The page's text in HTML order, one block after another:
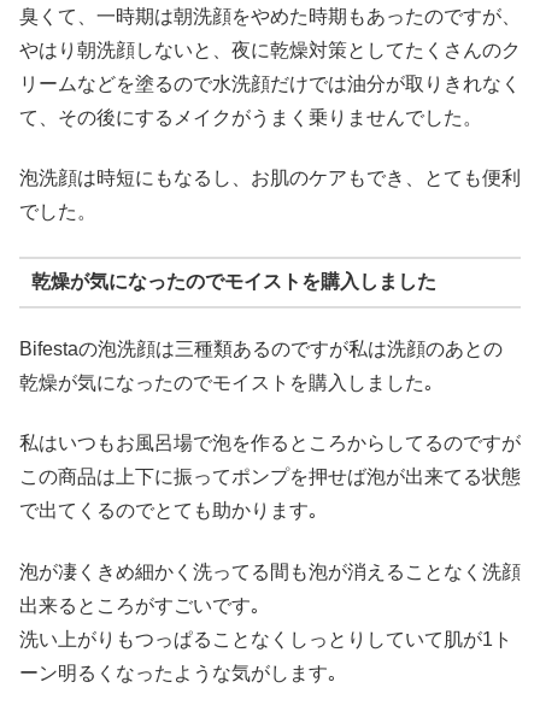
臭くて、一時期は朝洗顔をやめた時期もあったのですが、
やはり朝洗顔しないと、夜に乾燥対策としてたくさんのク
リームなどを塗るので水洗顔だけでは油分が取りきれなく
て、その後にするメイクがうまく乗りませんでした。
泡洗顔は時短にもなるし、お肌のケアもでき、とても便利
でした。
乾燥が気になったのでモイストを購入しました
Bifestaの泡洗顔は三種類あるのですが私は洗顔のあとの
乾燥が気になったのでモイストを購入しました｡
私はいつもお風呂場で泡を作るところからしてるのですが
この商品は上下に振ってポンプを押せば泡が出来てる状態
で出てくるのでとても助かります｡
泡が凄くきめ細かく洗ってる間も泡が消えることなく洗顔
出来るところがすごいです｡
洗い上がりもつっぱることなくしっとりしていて肌が1ト
ーン明るくなったような気がします｡